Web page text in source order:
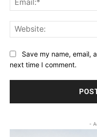
Save my name, email,
next time I comment.
-